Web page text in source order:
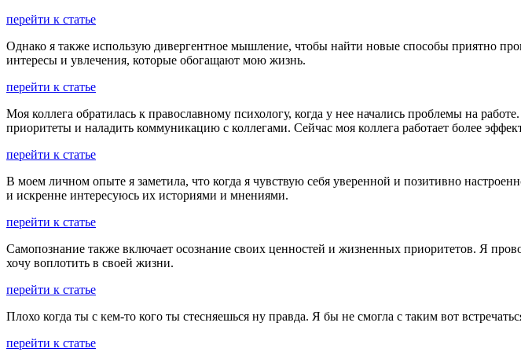
перейти к статье
Однако я также использую дивергентное мышление, чтобы найти новые способы приятно
интересы и увлечения, которые обогащают мою жизнь.
перейти к статье
Моя коллега обратилась к православному психологу, когда у нее начались проблемы на
приоритеты и наладить коммуникацию с коллегами. Сейчас моя коллега работает более
перейти к статье
В моем личном опыте я заметила, что когда я чувствую себя уверенной и позитивно
и искренне интересуюсь их историями и мнениями.
перейти к статье
Самопознание также включает осознание своих ценностей и жизненных приоритетов. Я
хочу воплотить в своей жизни.
перейти к статье
Плохо когда ты с кем-то кого ты стесняешься ну правда. Я бы не смогла с таким вот
перейти к статье